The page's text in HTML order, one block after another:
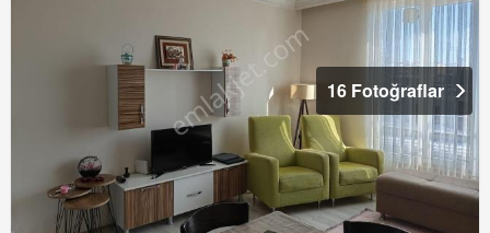
16 Fotoğraflar